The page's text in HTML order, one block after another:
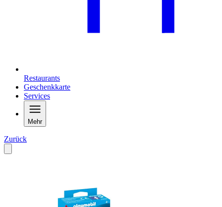
Restaurants
Geschenkkarte
Services
Mehr
Zurück